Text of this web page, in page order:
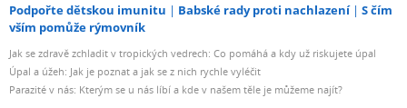
Podpořte dětskou imunitu Babské rady proti nachlazení
S čím
vším pomůže rýmovník
Jak se zdravě zchladit v tropických vedrech: Co pomáhá a kdy už riskujete úpal
Úpal a úžeh: Jak je poznat a jak se z nich rychle vyléčit
Parazité v nás: Kterým se u nás líbí a kde v našem těle je můžeme najít?